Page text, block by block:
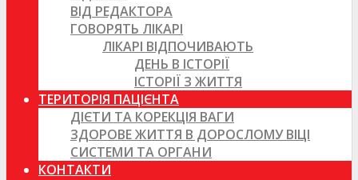
ВІД РЕДАКТОРА
ГОВОРЯТЬ ЛІКАРІ
ЛІКАРІ ВІДПОЧИВАЮТЬ
ДЕНЬ В ІСТОРІЇ
ІСТОРІЇ З ЖИТТЯ
ТЕРИТОРІЯ ПАЦІЄНТА
ДІЄТИ ТА КОРЕКЦІЯ ВАГИ
ЗДОРОВЕ ЖИТТЯ В ДОРОСЛОМУ ВІЦІ
СИСТЕМИ ТА ОРГАНИ
КОНТАКТИ